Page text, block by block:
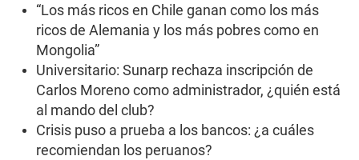
“Los más ricos en Chile ganan como los más
ricos de Alemania y los más pobres como en
Mongolia”
Universitario: Sunarp rechaza inscripción de
Carlos Moreno como administrador, ¿quién está
al mando del club?
Crisis puso a prueba a los bancos: ¿a cuáles
recomiendan los peruanos?